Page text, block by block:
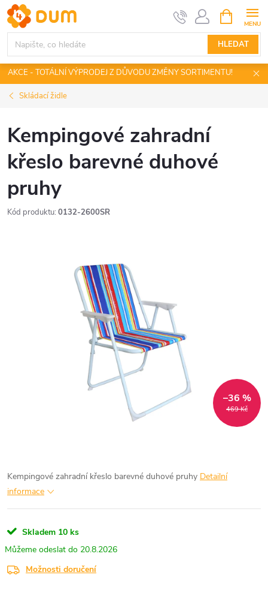
Přejít
na
obsah
HLEDAT
NÁKUPNÍ
KOŠÍK
AKCE - TOTÁLNÍ VÝPRODEJ Z DŮVODU ZMĚNY SORTIMENTU!
Skládací židle
Kempingové zahradní
křeslo barevné duhové
pruhy
Kód produktu: 0132-2600SR
469 Kč
–36 %
Kempingové zahradní křeslo barevné duhové pruhy Detailní
informace
Skladem 10 ks
20.8.2026
Možnosti doručení